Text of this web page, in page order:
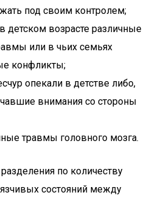
под своим контролем;
возрасте различные
или в чьих семьях
конфликты;
опекали в детстве либо,
внимания со стороны
травмы головного мозга.
по количеству
состояний между